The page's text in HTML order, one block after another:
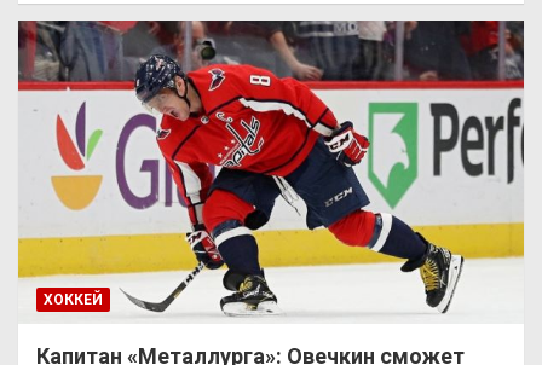
ХОККЕЙ
Капитан «Металлурга»: Овечкин сможет